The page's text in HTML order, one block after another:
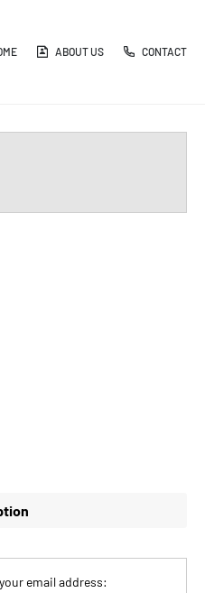
ABOUT US CONTACT
email address: